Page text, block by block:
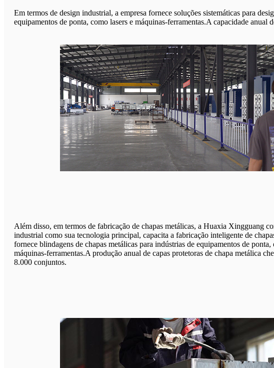
Em termos de design industrial, a empresa fornece soluções sistemáticas para
equipamentos de ponta, como lasers e máquinas-ferramentas.A capacidade anual
Além disso, em termos de fabricação de chapas metálicas, a Huaxia Xingguang
industrial como sua tecnologia principal, capacita a fabricação inteligente de
fornece blindagens de chapas metálicas para indústrias de equipamentos de ponta,
máquinas-ferramentas.A produção anual de capas protetoras de chapa metálica
8.000 conjuntos.